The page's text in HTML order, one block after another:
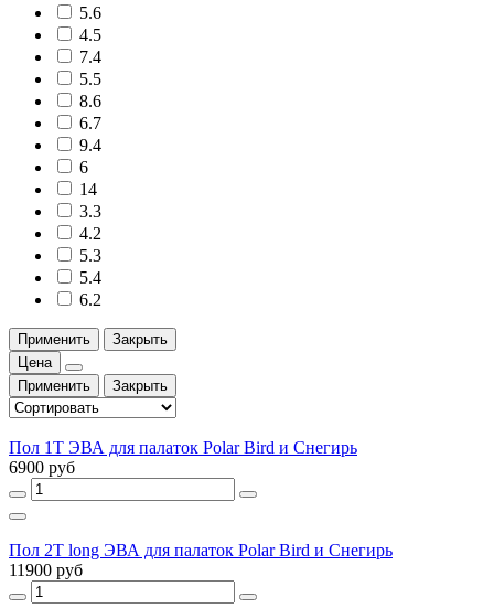
5.6
4.5
7.4
5.5
8.6
6.7
9.4
6
14
3.3
4.2
5.3
5.4
6.2
Применить
Закрыть
Цена
Применить
Закрыть
Пол 1T ЭВА для палаток Polar Bird и Снегирь
6900 руб
Пол 2T long ЭВА для палаток Polar Bird и Снегирь
11900 руб